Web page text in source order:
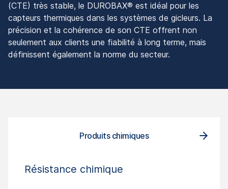
(CTE) très stable, le DUROBAX® est idéal pour les
capteurs thermiques dans les systèmes de gicleurs. La
précision et la cohérence de son CTE offrent non
seulement aux clients une fiabilité à long terme, mais
définissent également la norme du secteur.
Produits chimiques
Résistance chimique